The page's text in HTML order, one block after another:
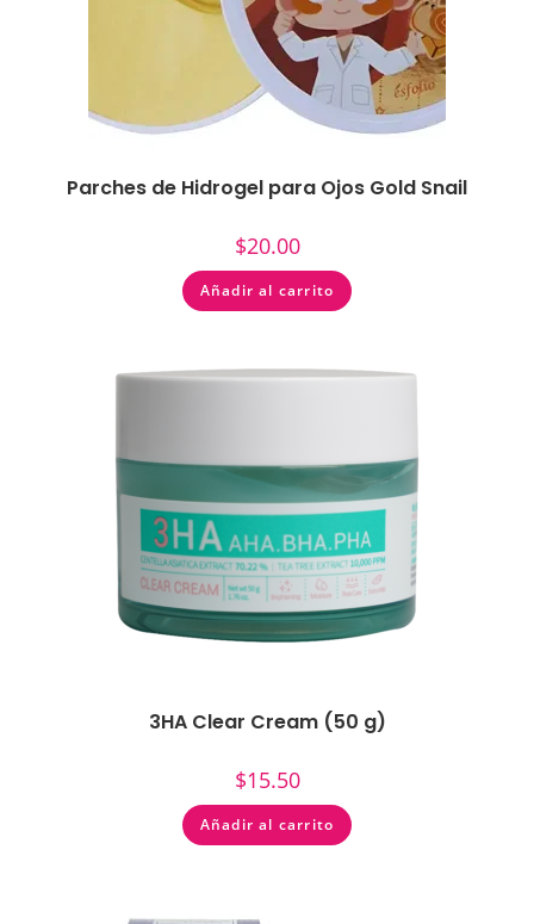
Parches de Hidrogel para Ojos Gold Snail
$20.00
Añadir al carrito
3HA Clear Cream (50 g)
$15.50
Añadir al carrito